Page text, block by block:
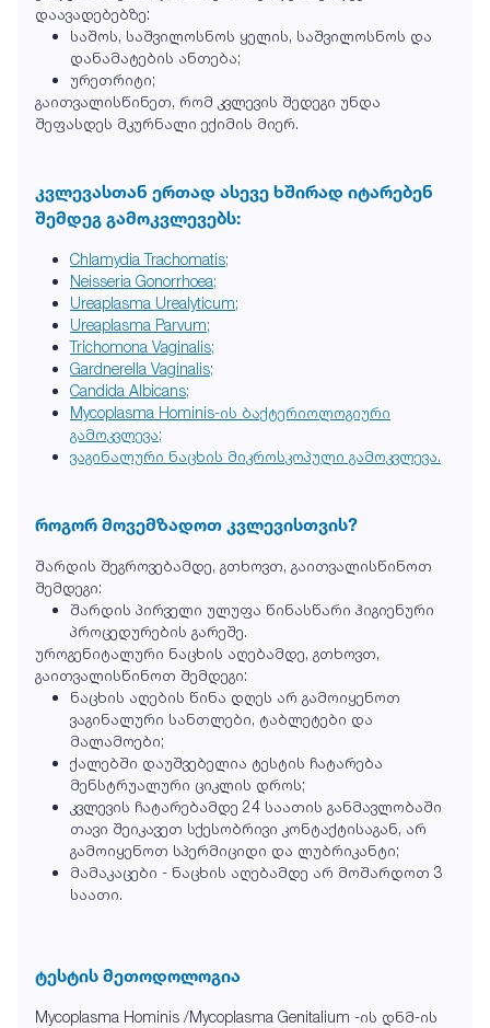
დაავადებებზე:
საშოს, საშვილოსნოს ყელის, საშვილოსნოს და
დანამატების ანთება;
ურეთრიტი;
გაითვალისწინეთ, რომ კვლევის შედეგი უნდა
შეფასდეს მკურნალი ექიმის მიერ.
კვლევასთან ერთად ასევე ხშირად იტარებენ
შემდეგ გამოკვლევებს:
Chlamydia Trachomatis;
Neisseria Gonorrhoea;
Ureaplasma Urealyticum;
Ureaplasma Parvum;
Trichomona Vaginalis;
Gardnerella Vaginalis;
Candida Albicans;
Mycoplasma Hominis-ის ბაქტერიოლოგიური
გამოკვლევა;
ვაგინალური ნაცხის მიკროსკოპული გამოკვლევა.
როგორ მოვემზადოთ კვლევისთვის?
შარდის შეგროვებამდე, გთხოვთ, გაითვალისწინოთ
შემდეგი:
შარდის პირველი ულუფა წინასწარი ჰიგიენური
პროცედურების გარეშე.
უროგენიტალური ნაცხის აღებამდე, გთხოვთ,
გაითვალისწინოთ შემდეგი:
ნაცხის აღების წინა დღეს არ გამოიყენოთ
ვაგინალური სანთლები, ტაბლეტები და
მალამოები;
ქალებში დაუშვებელია ტესტის ჩატარება
მენსტრუალური ციკლის დროს;
კვლევის ჩატარებამდე 24 საათის განმავლობაში
თავი შეიკავეთ სქესობრივი კონტაქტისაგან, არ
გამოიყენოთ სპერმიციდი და ლუბრიკანტი;
მამაკაცები - ნაცხის აღებამდე არ მოშარდოთ 3
საათი.
ტესტის მეთოდოლოგია
Mycoplasma Hominis /Mycoplasma Genitalium -ის დნმ-ის